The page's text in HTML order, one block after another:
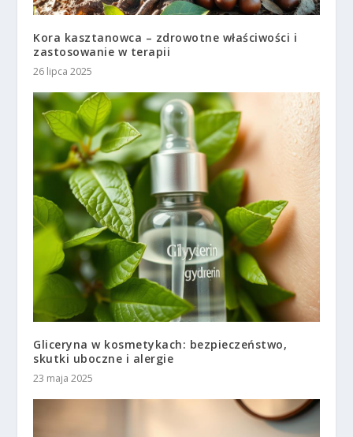
Kora kasztanowca – zdrowotne właściwości i
zastosowanie w terapii
26 lipca 2025
Gliceryna w kosmetykach: bezpieczeństwo,
skutki uboczne i alergie
23 maja 2025